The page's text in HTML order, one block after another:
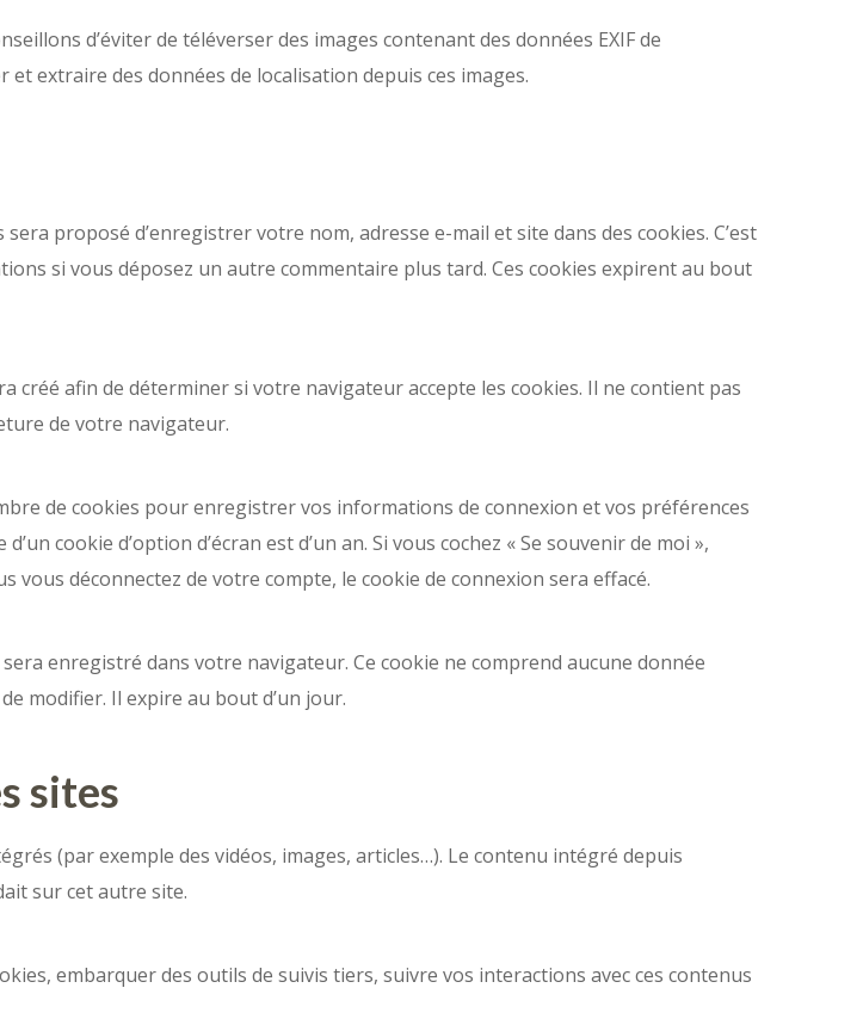
d’éviter de téléverser des images contenant des données EXIF de
extraire des données de localisation depuis ces images.
proposé d’enregistrer votre nom, adresse e-mail et site dans des cookies. C’est
si vous déposez un autre commentaire plus tard. Ces cookies expirent au bout
créé afin de déterminer si votre navigateur accepte les cookies. Il ne contient pas
de votre navigateur.
de cookies pour enregistrer vos informations de connexion et vos préférences
cookie d’option d’écran est d’un an. Si vous cochez « Se souvenir de moi »,
vous déconnectez de votre compte, le cookie de connexion sera effacé.
enregistré dans votre navigateur. Ce cookie ne comprend aucune donnée
modifier. Il expire au bout d’un jour.
sites
(par exemple des vidéos, images, articles…). Le contenu intégré depuis
sur cet autre site.
embarquer des outils de suivis tiers, suivre vos interactions avec ces contenus